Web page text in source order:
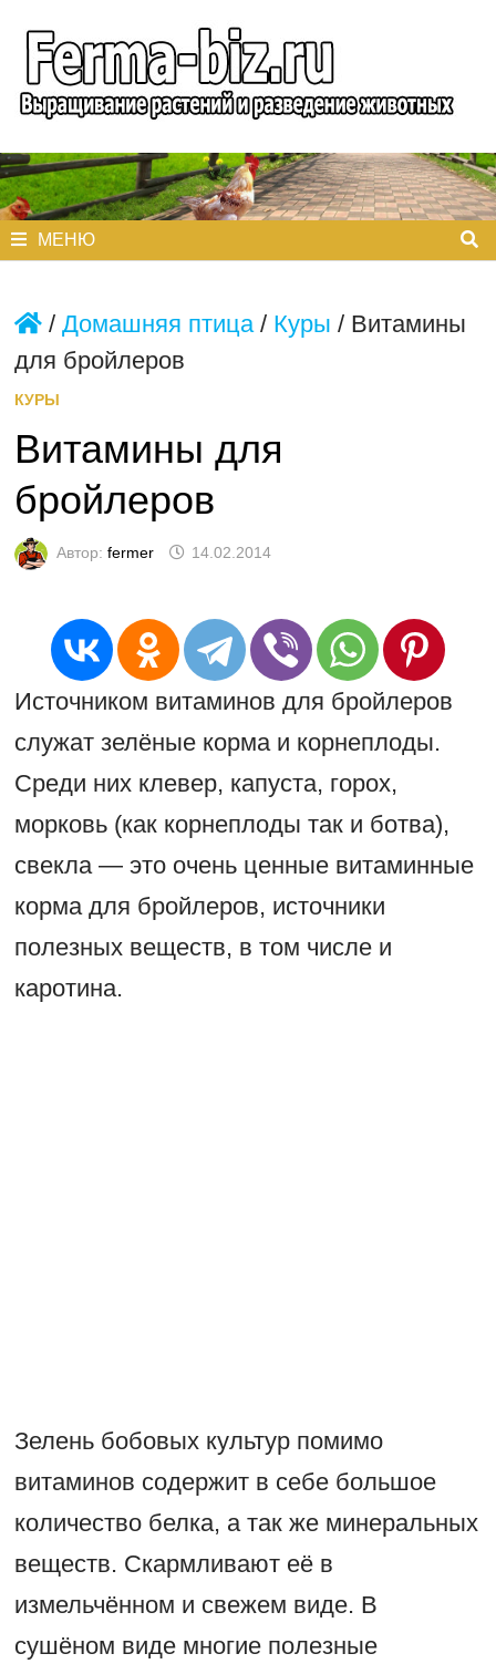
содержимому
МЕНЮ
/ Домашняя птица/ Куры / Витамины
для бройлеров
КУРЫ
Витамины для
бройлеров
Автор: fermer 14.02.2014
Источником витаминов для бройлеров
служат зелёные корма и корнеплоды.
Среди них клевер, капуста, горох,
морковь (как корнеплоды так и ботва),
свекла — это очень ценные витаминные
корма для бройлеров, источники
полезных веществ, в том числе и
каротина.
Зелень бобовых культур помимо
витаминов содержит в себе большое
количество белка, а так же минеральных
веществ. Скармливают её в
измельчённом и свежем виде. В
сушёном виде многие полезные